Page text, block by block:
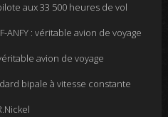
aux 33 500 heures de vol
ANFY : véritable avion de voyage
avion de voyage
bipale à vitesse constante